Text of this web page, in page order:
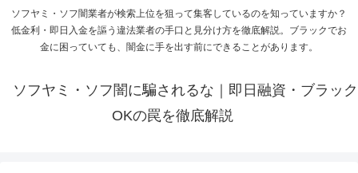
ソフヤミ・ソフ闇業者が検索上位を狙って集客しているのを知っていますか？
低金利・即日入金を謳う違法業者の手口と見分け方を徹底解説。ブラックでお
金に困っていても、闇金に手を出す前にできることがあります。
ソフヤミ・ソフ闇に騙されるな｜即日融資・ブラック
OKの罠を徹底解説